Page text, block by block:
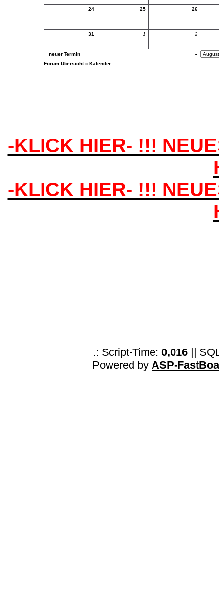
24 25 26
31 1 2
neuer Termin
«
Forum Übersicht» Kalender
-KLICK HIER- !!!
-KLICK HIER- !!!
.: Script-Time: 0,016 ||
Powered by ASP-